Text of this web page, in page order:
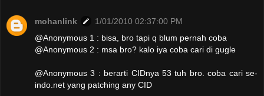
mohanlink
1/01/2010 02:37:00 PM
@Anonymous 1 : bisa, bro tapi q blum pernah coba
@Anonymous 2 : msa bro? kalo iya coba cari di gugle
@Anonymous 3 : berarti CIDnya 53 tuh bro. coba cari se-
indo.net yang patching any CID